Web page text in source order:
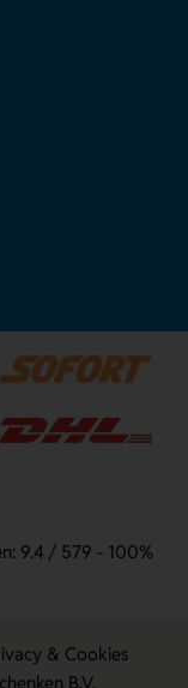
9.4 / 579 - 100%
& Cookies
B.V.